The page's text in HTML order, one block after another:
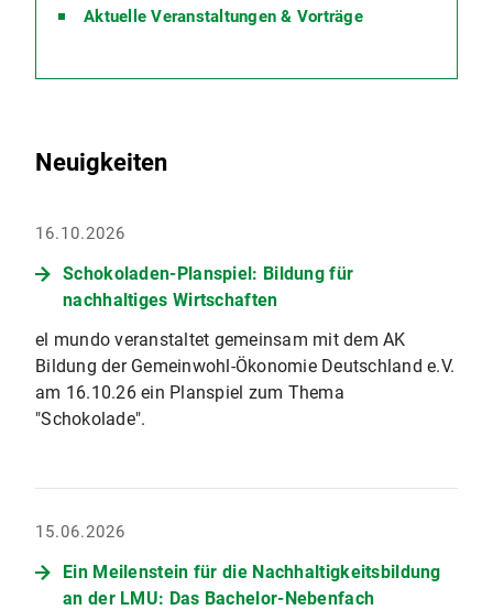
Aktuelle Veranstaltungen & Vorträge
Neuigkeiten
16.10.2026
Schokoladen-Planspiel: Bildung für
nachhaltiges Wirtschaften
el mundo veranstaltet gemeinsam mit dem AK
Bildung der Gemeinwohl-Ökonomie Deutschland e.V.
am 16.10.26 ein Planspiel zum Thema
"Schokolade".
15.06.2026
Ein Meilenstein für die Nachhaltigkeitsbildung
an der LMU: Das Bachelor-Nebenfach